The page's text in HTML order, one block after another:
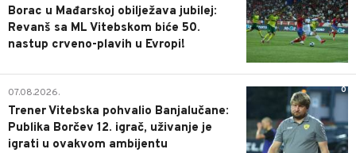
Borac u Mađarskoj obilježava jubilej:
Revanš sa ML Vitebskom biće 50.
nastup crveno-plavih u Evropi!
0
07.08.2026.
Trener Vitebska pohvalio Banjalučane:
Publika Borčev 12. igrač, uživanje je
igrati u ovakvom ambijentu